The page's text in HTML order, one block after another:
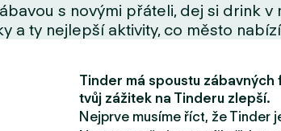
s novými přáteli, dej si drink
a ty nejlepší aktivity, co město
Tinder má spoustu
tvůj zážitek na Tinderu zlepší.
Nejprve musíme říct, že Tinder